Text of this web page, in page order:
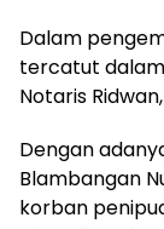
Dalam
tercatut
Notaris
Dengan
Blambangan
korban